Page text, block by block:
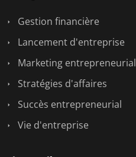
Gestion financière
Lancement d'entreprise
Marketing entrepreneurial
Stratégies d'affaires
Succès entrepreneurial
Vie d'entreprise